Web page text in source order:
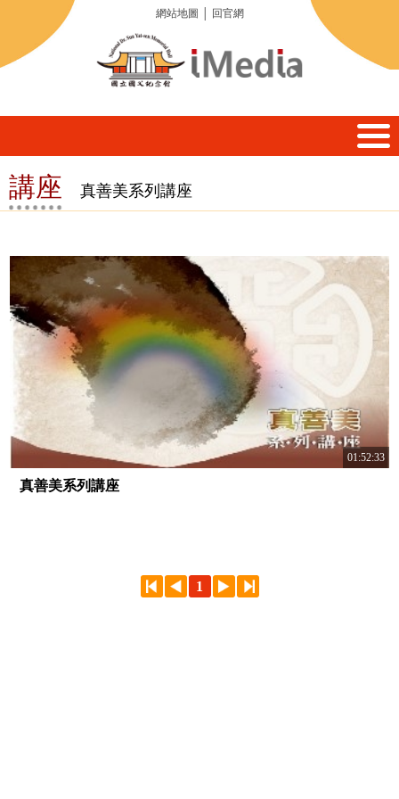
網站地圖 回官網
講座 真善美系列講座
01:52:33
真善美系列講座
1